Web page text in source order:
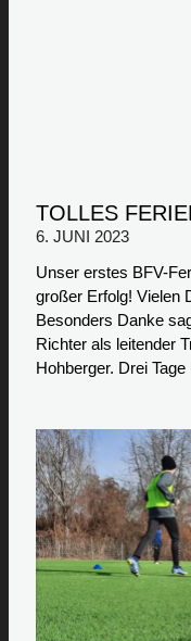
TOLLES
6. JUNI 2023
Unser erstes BFV-
großer Erfolg! Vielen
Besonders Danke
Richter als leitender
Hohberger. Drei